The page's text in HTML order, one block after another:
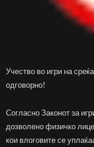
Учество во игри на
одговорно!
Согласно Законот за
дозволено физичко
кои влоговите се